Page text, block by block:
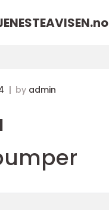
no
by admin